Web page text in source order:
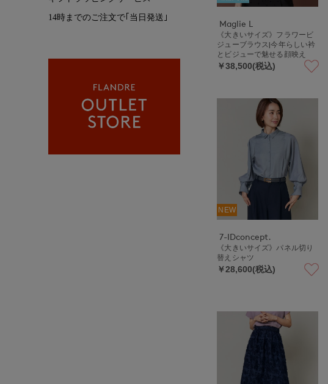
Maglie L
《大きいサイズ》フラワービ
ジューブラウス|今年らしい衿
とビジューで魅せる顔映え
￥38,500(税込)
NEW
7-IDconcept.
《大きいサイズ》パネル切り
替えシャツ
￥28,600(税込)
14時までのご注文で｢当日発送｣